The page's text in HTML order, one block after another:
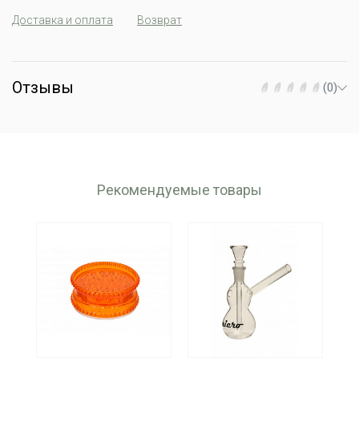
Доставка и оплата Возврат
Отзывы (0)
Рекомендуемые товары